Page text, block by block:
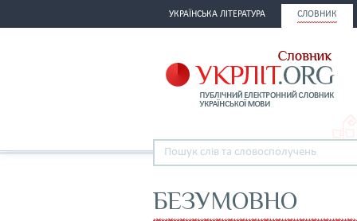
УКРАЇНСЬКА ЛІТЕРАТУРА СЛОВНИК
БЕЗУМОВНО